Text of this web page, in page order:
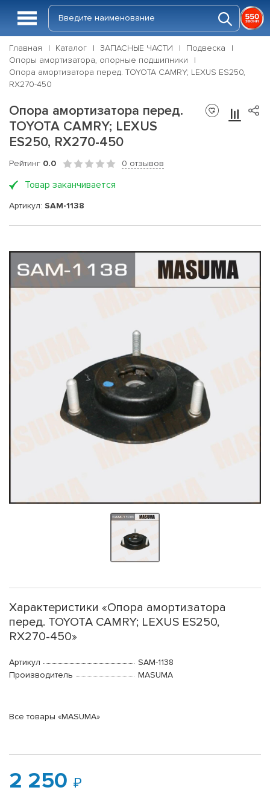
Главная Каталог ЗАПАСНЫЕ ЧАСТИ
Подвеска
Опоры амортизатора, опорные подшипники
Опора амортизатора перед. TOYOTA CAMRY; LEXUS ES250,
RX270-450
Опора амортизатора перед.
TOYOTA CAMRY; LEXUS
ES250, RX270-450
Рейтинг 0.0 0 отзывов
Товар заканчивается
Артикул: SAM-1138
Характеристики «Опора амортизатора
перед. TOYOTA CAMRY; LEXUS ES250,
RX270-450»
Артикул
SAM-1138
Производитель
MASUMA
Все товары «MASUMA»
2 250